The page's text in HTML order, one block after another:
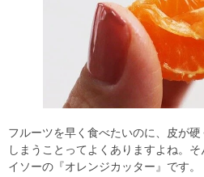
フルーツを早く食べたいのに、皮が
しまうことってよくありますよね。
イソーの『オレンジカッター』です。